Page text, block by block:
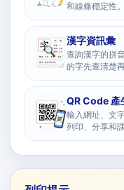
和線條穩定性。
漢字資訊彙
查詢漢字的拼
的字先查清楚再
QR Code 產
輸入網址、文
列印、分享和